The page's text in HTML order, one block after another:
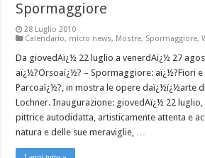
Spormaggiore
28 Luglio 2010
Calendario, micro news, Mostre, Spormaggiore,
Da giovedAï¿½ 22 luglio a venerdAï¿½ 27
aï¿½?Orsoaï¿½? – Spormaggiore: aï¿½?Fiori e
Parcoaï¿½?, in mostra le opere daï¿½ï¿½arte
Lochner. Inaugurazione: giovedAï¿½ 22 luglio,
pittrice autodidatta, artisticamente attenta e
natura e delle sue meraviglie, …